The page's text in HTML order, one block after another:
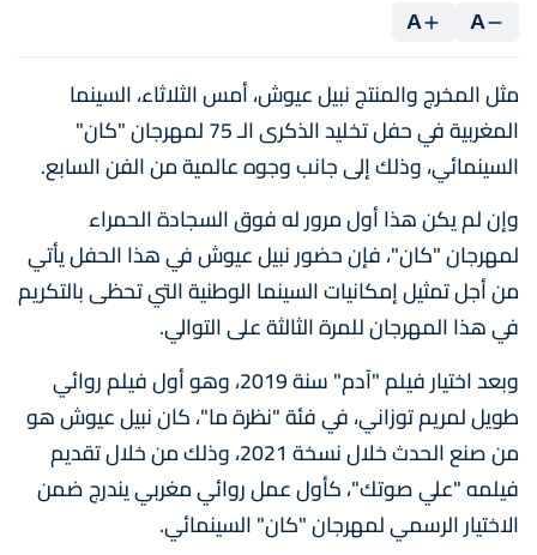
A
A
مثل المخرج والمنتج نبيل عيوش، أمس الثلاثاء، السينما
المغربية في حفل تخليد الذكرى الـ 75 لمهرجان "كان"
السينمائي، وذلك إلى جانب وجوه عالمية من الفن السابع.
وإن لم يكن هذا أول مرور له فوق السجادة الحمراء
لمهرجان "كان"، فإن حضور نبيل عيوش في هذا الحفل يأتي
من أجل تمثيل إمكانيات السينما الوطنية التي تحظى بالتكريم
في هذا المهرجان للمرة الثالثة على التوالي.
وبعد اختيار فيلم "آدم" سنة 2019، وهو أول فيلم روائي
طويل لمريم توزاني، في فئة "نظرة ما"، كان نبيل عيوش هو
من صنع الحدث خلال نسخة 2021، وذلك من خلال تقديم
فيلمه "علي صوتك"، كأول عمل روائي مغربي يندرج ضمن
الاختيار الرسمي لمهرجان "كان" السينمائي.